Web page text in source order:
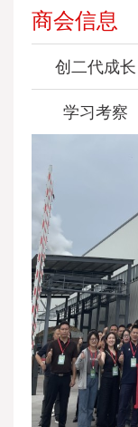
商会信息
创二代成长
学习考察